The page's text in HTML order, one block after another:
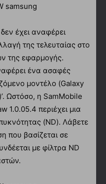
έχει αναφέρει
της τελευταίας στο
της εφαρμογής.
ένα ασαφές
μοντέλο (Galaxy
Ωστόσο, η SamMobile
1.0.05.4 περιέχει μια
(ND). Λάβετε
που βασίζεται σε
με φίλτρα ND